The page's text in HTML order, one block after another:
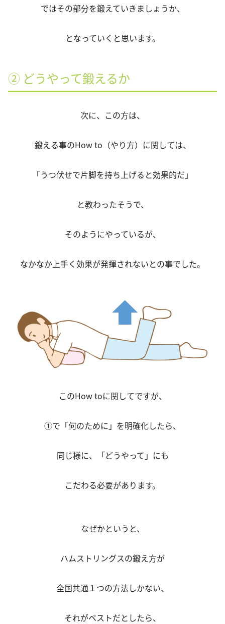
ではその部分を鍛えていきましょうか、
となっていくと思います。
② どうやって鍛えるか
次に、この方は、
鍛える事のHow to（やり方）に関しては、
「うつ伏せで片脚を持ち上げると効果的だ」
と教わったそうで、
そのようにやっているが、
なかなか上手く効果が発揮されないとの事でした。
このHow toに関してですが、
①で「何のために」を明確化したら、
同じ様に、「どうやって」にも
こだわる必要があります。
なぜかというと、
ハムストリングスの鍛え方が
全国共通１つの方法しかない、
それがベストだとしたら、